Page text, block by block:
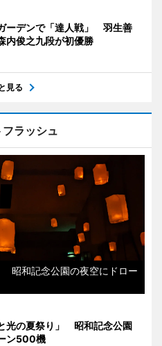
ーデンで「達人戦」 羽生善
内俊之九段が初優勝
見る
フラッシュ
昭和記念公園の夜空にドロー
光の夏祭り」 昭和記念公園
ン500機